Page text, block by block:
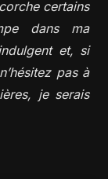
certains
dans ma
et, si
pas à
je serais